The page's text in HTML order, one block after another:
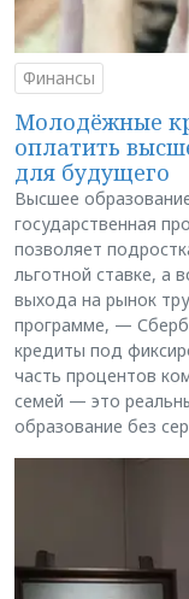
Финансы
Молодёжные
оплатить
для будущего
Высшее
государственная
позволяет
льготной ставке, а
выхода на рынок
программе, —
кредиты под
часть процентов
семей — это
образование без